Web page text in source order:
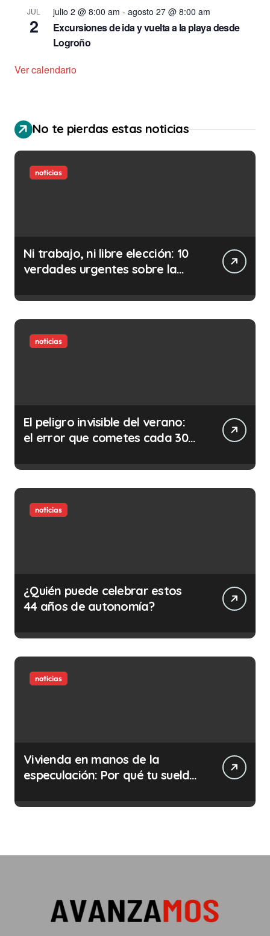
JUL
2
julio 2 @ 8:00 am - agosto 27 @ 8:00 am
Excursiones de ida y vuelta a la playa desde
Logroño
Ver calendario
No te pierdas estas noticias
noticias
Ni trabajo, ni libre elección: 10
verdades urgentes sobre la
noticias
El peligro invisible del verano:
el error que cometes cada 30
ilegalidad que te puede costar
la vida)
noticias
¿Quién puede celebrar estos
44 años de autonomía?
noticias
Vivienda en manos de la
especulación: Por qué tu sueldo